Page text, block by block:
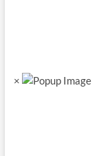
में
×